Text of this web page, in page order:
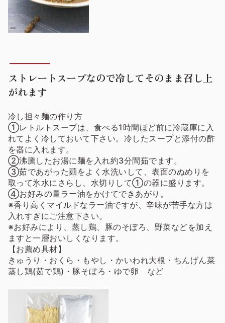
ストレートスープなので冷してそのまま召し上
がれます
冷し担々麺の作り方
①レトルトスープは、食べる1時間ほど前に冷蔵庫に入
れてよく冷しておいて下さい。冷したスープと添付の酢
を器に入れます。
②沸騰したお湯に麺を入れ約3分間茹でます。
③茹であがった麺をよく水洗いして、表面のぬめりを
取って氷水にさらし、水切りして①の器に盛ります。
④お好みの量ラー油をかけてできあがり。
※香り高くマイルドなラー油ですが、辛味が苦手な方は
入れすぎにご注意下さい。
※お好みにより、蒸し鶏、豚のそぼろ、野菜などを加え
ますと一層おいしくなります。
【お薦め具材】
きゅうり・おくら・もやし・かいわれ大根・ちんげん菜
蒸し鶏(茹で鶏)・豚そぼろ・ゆで卵 など